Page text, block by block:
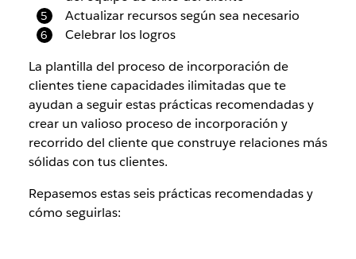
Actualizar recursos según sea necesario
Celebrar los logros
La plantilla del proceso de incorporación de
clientes tiene capacidades ilimitadas que te
ayudan a seguir estas prácticas recomendadas y
crear un valioso proceso de incorporación y
recorrido del cliente que construye relaciones más
sólidas con tus clientes.
Repasemos estas seis prácticas recomendadas y
cómo seguirlas: